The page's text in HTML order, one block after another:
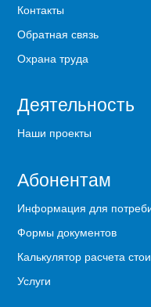
Контакты
Обратная связь
Охрана труда
Деятельность
Наши проекты
Абонентам
Информация для
Формы документов
Калькулятор расчета
Услуги